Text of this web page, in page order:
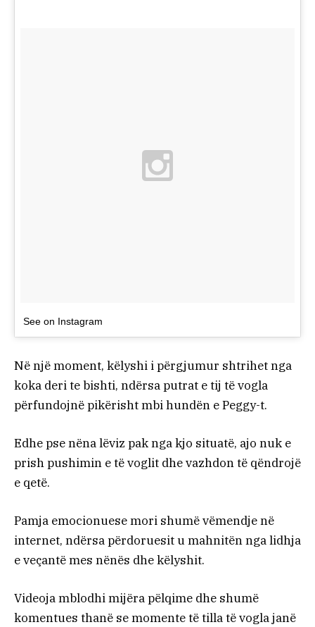
See on Instagram
Në një moment, këlyshi i përgjumur shtrihet nga
koka deri te bishti, ndërsa putrat e tij të vogla
përfundojnë pikërisht mbi hundën e Peggy-t.
Edhe pse nëna lëviz pak nga kjo situatë, ajo nuk e
prish pushimin e të voglit dhe vazhdon të qëndrojë
e qetë.
Pamja emocionuese mori shumë vëmendje në
internet, ndërsa përdoruesit u mahnitën nga lidhja
e veçantë mes nënës dhe këlyshit.
Videoja mblodhi mijëra pëlqime dhe shumë
komentues thanë se momente të tilla të vogla janë